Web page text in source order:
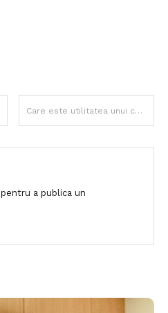
Care este utilitatea unui concediu sabatic?
pentru a publica un